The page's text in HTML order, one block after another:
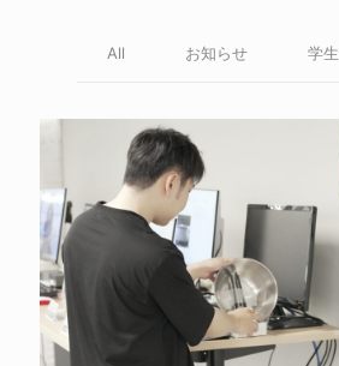
All お知らせ 学